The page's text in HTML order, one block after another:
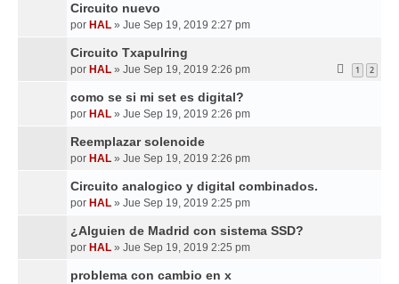
Circuito nuevo
por HAL » Jue Sep 19, 2019 2:27 pm
Circuito Txapulring
por HAL » Jue Sep 19, 2019 2:26 pm 1 2
como se si mi set es digital?
por HAL » Jue Sep 19, 2019 2:26 pm
Reemplazar solenoide
por HAL » Jue Sep 19, 2019 2:26 pm
Circuito analogico y digital combinados.
por HAL » Jue Sep 19, 2019 2:25 pm
¿Alguien de Madrid con sistema SSD?
por HAL » Jue Sep 19, 2019 2:25 pm
problema con cambio en x